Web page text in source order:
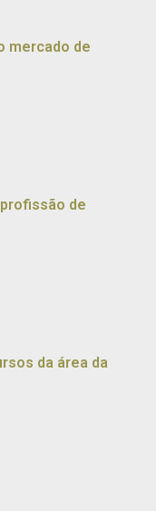
mercado de
de
da área da